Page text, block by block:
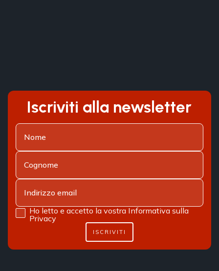
Iscriviti alla newsletter
Ho letto e accetto la vostra Informativa sulla
Privacy
ISCRIVITI